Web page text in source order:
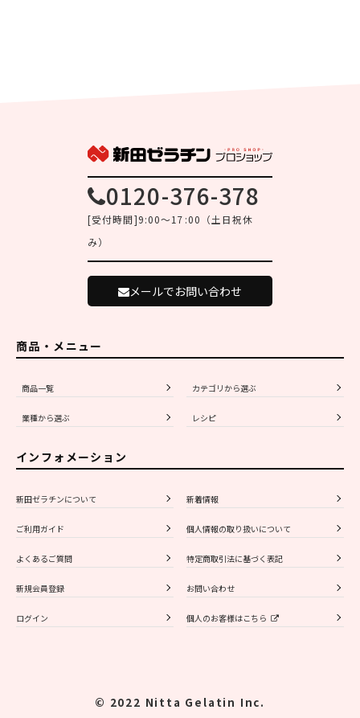
0120-376-378
[受付時間]9:00～17:00（土日祝休
み）
メールでお問い合わせ
商品・メニュー
商品一覧 カテゴリから選ぶ
業種から選ぶ レシピ
インフォメーション
新田ゼラチンについて 新着情報
ご利用ガイド 個人情報の取り扱いについて
よくあるご質問 特定商取引法に基づく表記
新規会員登録 お問い合わせ
ログイン 個人のお客様はこちら
© 2022 Nitta Gelatin Inc.